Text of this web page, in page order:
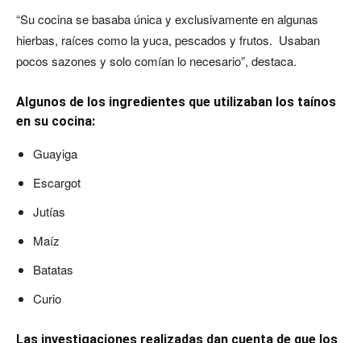
“Su cocina se basaba única y exclusivamente en algunas
hierbas, raíces como la yuca, pescados y frutos. Usaban
pocos sazones y solo comían lo necesario”, destaca.
Algunos de los ingredientes que utilizaban los taínos
en su cocina:
Guayiga
Escargot
Jutías
Maíz
Batatas
Curio
Las investigaciones realizadas dan cuenta de que los